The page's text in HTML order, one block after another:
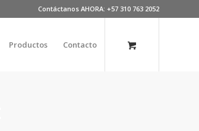
Contáctanos AHORA: +57 310 763 2052
Productos Contacto